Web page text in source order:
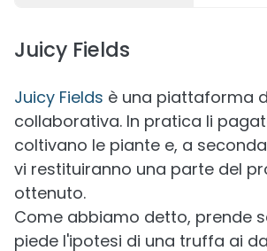
Juicy Fields
Juicy Fields è una piattaforma
collaborativa. In pratica li
coltivano le piante e, a
vi restituiranno una parte del
ottenuto.
Come abbiamo detto, prende
piede l'ipotesi di una truffa ai